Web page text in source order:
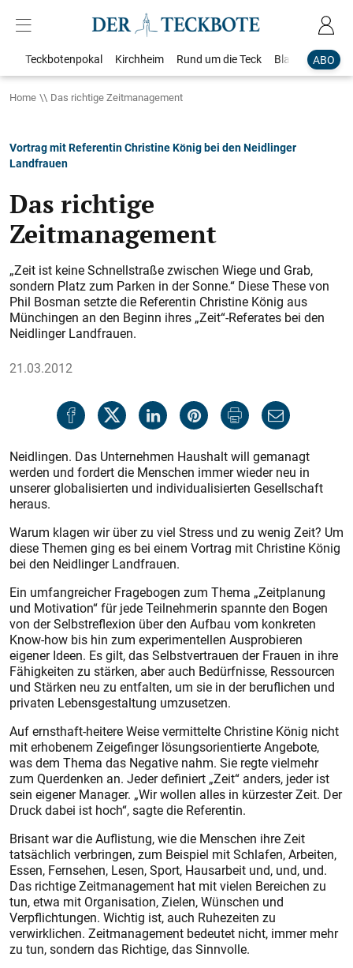
ABO
Teckbotenpokal Kirchheim Rund um die Teck Blaulicht
Home Das richtige Zeitmanagement
Vortrag mit Referentin Christine König bei den Neidlinger
Landfrauen
Das richtige
Zeitmanagement
„Zeit ist keine Schnellstraße zwischen Wiege und Grab,
sondern Platz zum Parken in der Sonne.“ Diese These von
Phil Bosman setzte die Referentin Christine König aus
Münchingen an den Beginn ihres „Zeit“-Referates bei den
Neidlinger Landfrauen.
21.03.2012
Neidlingen. Das Unternehmen Haushalt will gemanagt
werden und fordert die Menschen immer wieder neu in
unserer globalisierten und individualisierten Gesellschaft
heraus.
Warum klagen wir über zu viel Stress und zu wenig Zeit? Um
diese Themen ging es bei einem Vortrag mit Christine König
bei den Neidlinger Landfrauen.
Ein umfangreicher Fragebogen zum Thema „Zeitplanung
und Motivation“ für jede Teilnehmerin spannte den Bogen
von der Selbstreflexion über den Aufbau vom konkreten
Know-how bis hin zum experimentellen Ausprobieren
eigener Ideen. Es gilt, das Selbstvertrauen der Frauen in ihre
Fähigkeiten zu stärken, aber auch Bedürfnisse, Ressourcen
und Stärken neu zu entfalten, um sie in der beruflichen und
privaten Lebensgestaltung umzusetzen.
Auf ernsthaft-heitere Weise vermittelte Christine König nicht
mit erhobenem Zeigefinger lösungsorientierte Angebote,
was dem Thema das Negative nahm. Sie regte vielmehr
zum Querdenken an. Jeder definiert „Zeit“ anders, jeder ist
sein eigener Manager. „Wir wollen alles in kürzester Zeit. Der
Druck dabei ist hoch“, sagte die Referentin.
Brisant war die Auflistung, wie die Menschen ihre Zeit
tatsächlich verbringen, zum Beispiel mit Schlafen, Arbeiten,
Essen, Fernsehen, Lesen, Sport, Hausarbeit und, und, und.
Das richtige Zeitmanagement hat mit vielen Bereichen zu
tun, etwa mit Organisation, Zielen, Wünschen und
Verpflichtungen. Wichtig ist, auch Ruhezeiten zu
verwirklichen. Zeitmanagement bedeutet nicht, immer mehr
zu tun, sondern das Richtige, das Sinnvolle.